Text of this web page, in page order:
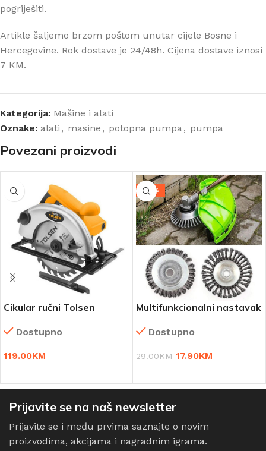
pogriješiti.
Artikle šaljemo brzom poštom unutar cijele Bosne i
Hercegovine. Rok dostave je 24/48h. Cijena dostave iznosi
7 KM.
Kategorija: Mašine i alati
Oznake: alati , masine , potopna pumpa, pumpa
Povezani proizvodi
Cikular ručni Tolsen
Dostupno
119.00KM
-38%
Multifunkcionalni nastavak
Dostupno
29.00KM 17.90KM
Prijavite se na naš newsletter
Prijavite se i među prvima saznajte o novim
proizvodima, akcijama i nagradnim igrama.